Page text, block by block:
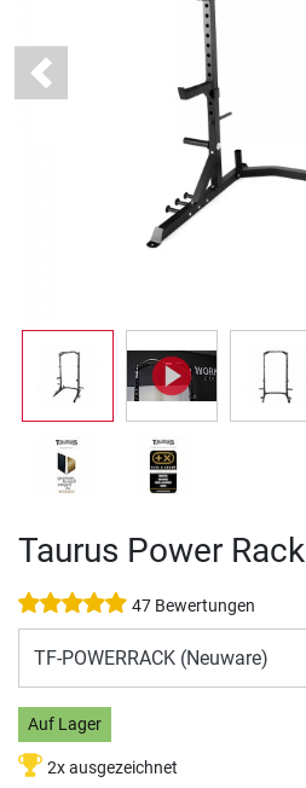
Previous
Taurus Power Rack
47 Bewertungen
TF-POWERRACK (Neuware)
Auf Lager
2x ausgezeichnet